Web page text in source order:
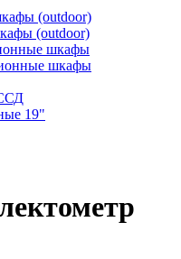
(outdoor)
(outdoor)
шкафы
шкафы
19"